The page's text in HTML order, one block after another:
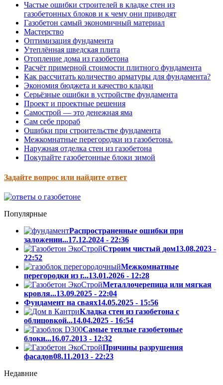
Частые ошибки строителей в кладке стен из
газобетонных блоков и к чему они приводят
Газобетон самый экономичный материал
Мастерство
Оптимизация фундамента
Утеплённая шведская плита
Отопление дома из газобетона
Расчёт примерной стоимости плитного фундамента
Как рассчитать количество арматуры для фундамента?
Экономия бюджета и качество кладки
Серьёзные ошибки в устройстве фундамента
Проект и проектные решения
Самострой — это денежная яма
Сам себе прораб
Ошибки при строительстве фундамента
Межкомнатные перегородки из газобетона.
Наружная отделка стен из газобетона
Покупайте газобетонные блоки зимой
Задайте вопрос или найдите ответ
Популярные
Распространенные ошибки при
заложении...17.12.2024 - 22:36
Cтроим чистый дом13.08.2023 -
22:52
Межкомнатные
перегородки из г...13.01.2026 - 12:28
Металлочерепица или мягкая
кровля...13.09.2025 - 22:04
Фундамент на сваях14.05.2025 - 15:56
Кладка стен из газобетона с
облицовкой...14.04.2025 - 16:54
Самые теплые газобетоные
блоки...16.07.2013 - 12:32
Причины разрушения
фасадов08.11.2013 - 22:23
Недавние